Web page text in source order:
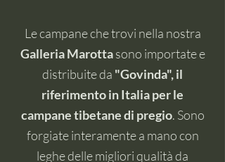
Le campane che trovi nella nostra
Galleria Marottasono importate e
distribuite da "Govinda", il
riferimento in Italia per le
campane tibetane di pregio. Sono
forgiate interamente a mano con
leghe delle migliori qualità da